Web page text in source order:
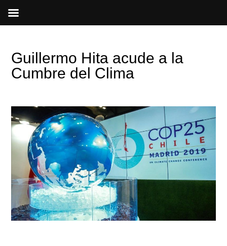
Guillermo Hita acude a la
Cumbre del Clima